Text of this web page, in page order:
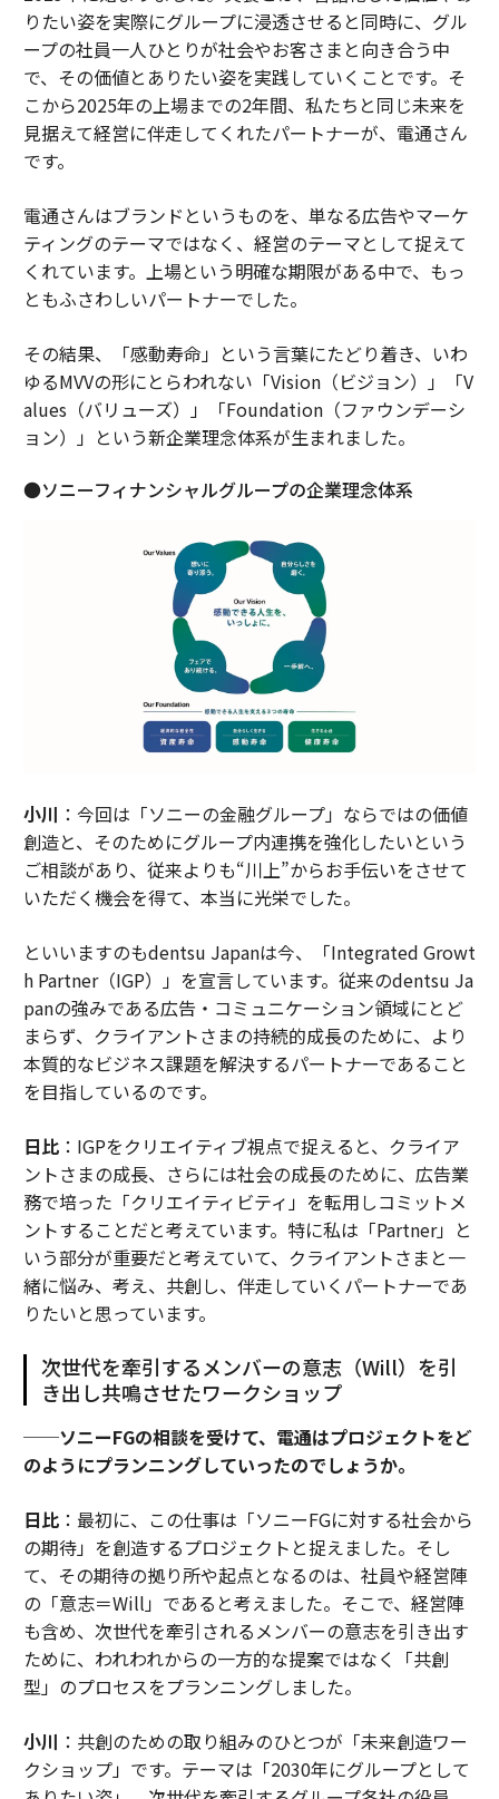
りたい姿を実際にグループに浸透させると同時に、グル
ープの社員一人ひとりが社会やお客さまと向き合う中
で、その価値とありたい姿を実践していくことです。そ
こから2025年の上場までの2年間、私たちと同じ未来を
見据えて経営に伴走してくれたパートナーが、電通さん
です。
電通さんはブランドというものを、単なる広告やマーケ
ティングのテーマではなく、経営のテーマとして捉えて
くれています。上場という明確な期限がある中で、もっ
ともふさわしいパートナーでした。
その結果、「感動寿命」という言葉にたどり着き、いわ
ゆるMVVの形にとらわれない「Vision（ビジョン）」「V
alues（バリューズ）」「Foundation（ファウンデーシ
ョン）」という新企業理念体系が生まれました。
●ソニーフィナンシャルグループの企業理念体系
小川 ：今回は「ソニーの金融グループ」ならではの価値
創造と、そのためにグループ内連携を強化したいという
ご相談があり、従来よりも“川上”からお手伝いをさせて
いただく機会を得て、本当に光栄でした。
といいますのもdentsu Japanは今、「Integrated Growt
h Partner（IGP）」を宣言しています。従来のdentsu Ja
panの強みである広告・コミュニケーション領域にとど
まらず、クライアントさまの持続的成長のために、より
本質的なビジネス課題を解決するパートナーであること
を目指しているのです。
日比：IGPをクリエイティブ視点で捉えると、クライア
ントさまの成長、さらには社会の成長のために、広告業
務で培った「クリエイティビティ」を転用しコミットメ
ントすることだと考えています。特に私は「Partner」と
いう部分が重要だと考えていて、クライアントさまと一
緒に悩み、考え、共創し、伴走していくパートナーであ
りたいと思っています。
次世代を牽引するメンバーの意志（Will）を引
き出し共鳴させたワークショップ
──ソニーFGの相談を受けて、電通はプロジェクトをど
のようにプランニングしていったのでしょうか。
日比：最初に、この仕事は「ソニーFGに対する社会から
の期待」を創造するプロジェクトと捉えました。そし
て、その期待の拠り所や起点となるのは、社員や経営陣
の「意志＝Will」であると考えました。そこで、経営陣
も含め、次世代を牽引されるメンバーの意志を引き出す
ために、われわれからの一方的な提案ではなく「共創
型」のプロセスをプランニングしました。
小川 ：共創のための取り組みのひとつが「未来創造ワー
クショップ」です。テーマは「2030年にグループとして